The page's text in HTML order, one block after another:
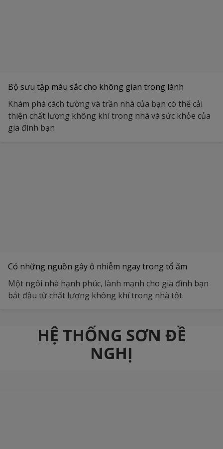
Bộ sưu tập màu sắc cho không gian trong lành
Khám phá cách tường và trần nhà của bạn có thể cải
thiện chất lượng không khí trong nhà và sức khỏe của
gia đình bạn
Có những nguồn gây ô nhiễm ngay trong tổ ấm
Một ngôi nhà hạnh phúc, lành mạnh cho gia đình bạn
bắt đầu từ chất lượng không khí trong nhà tốt.
HỆ THỐNG SƠN ĐỀ
NGHỊ